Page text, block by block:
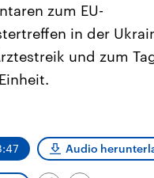
wählt am 6.
einen neuen
wird das
einer Koalition aus
den
zum EU-
in der
und zum
Audio